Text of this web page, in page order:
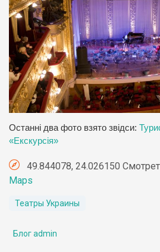
Останні два фото взято звідси:
«Екскурсія»
49.844078, 24.026150
Maps
Театры Украины
Блог admin